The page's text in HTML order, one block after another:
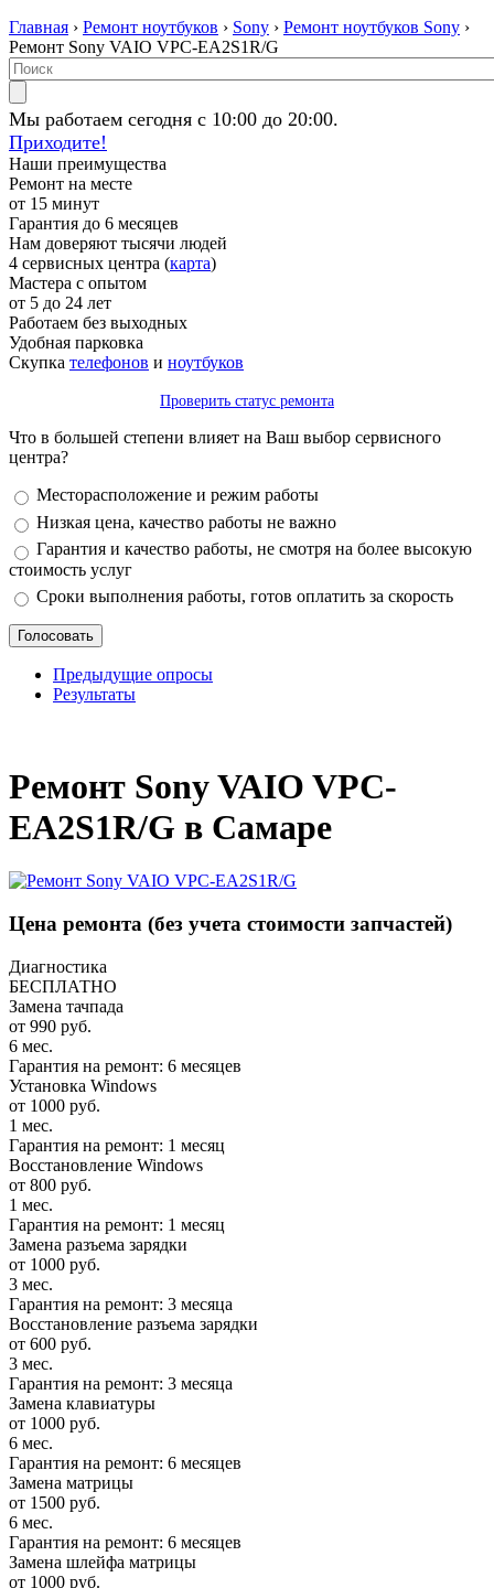
Главная › Ремонт ноутбуков › Sony › Ремонт ноутбуков Sony ›
Ремонт Sony VAIO VPC-EA2S1R/G
Мы работаем сегодня с 10:00 до 20:00.
Приходите!
Наши преимущества
Ремонт на месте
от 15 минут
Гарантия до 6 месяцев
Нам доверяют тысячи людей
4 сервисных центра (карта)
Мастера с опытом
от 5 до 24 лет
Работаем без выходных
Удобная парковка
Скупка телефонов и ноутбуков
Проверить статус ремонта
Что в большей степени влияет на Ваш выбор сервисного
центра?
Варианты
Месторасположение и режим работы
Низкая цена, качество работы не важно
Гарантия и качество работы, не смотря на более высокую
стоимость услуг
Сроки выполнения работы, готов оплатить за скорость
Предыдущие опросы
Результаты
Ремонт Sony VAIO VPC-
EA2S1R/G в Самаре
Цена ремонта (без учета стоимости запчастей)
Диагностика
БЕСПЛАТНО
Замена тачпада
от 990 руб.
6 мес.
Гарантия на ремонт: 6 месяцев
Установка Windows
от 1000 руб.
1 мес.
Гарантия на ремонт: 1 месяц
Восстановление Windows
от 800 руб.
1 мес.
Гарантия на ремонт: 1 месяц
Замена разъема зарядки
от 1000 руб.
3 мес.
Гарантия на ремонт: 3 месяца
Восстановление разъема зарядки
от 600 руб.
3 мес.
Гарантия на ремонт: 3 месяца
Замена клавиатуры
от 1000 руб.
6 мес.
Гарантия на ремонт: 6 месяцев
Замена матрицы
от 1500 руб.
6 мес.
Гарантия на ремонт: 6 месяцев
Замена шлейфа матрицы
от 1000 руб.